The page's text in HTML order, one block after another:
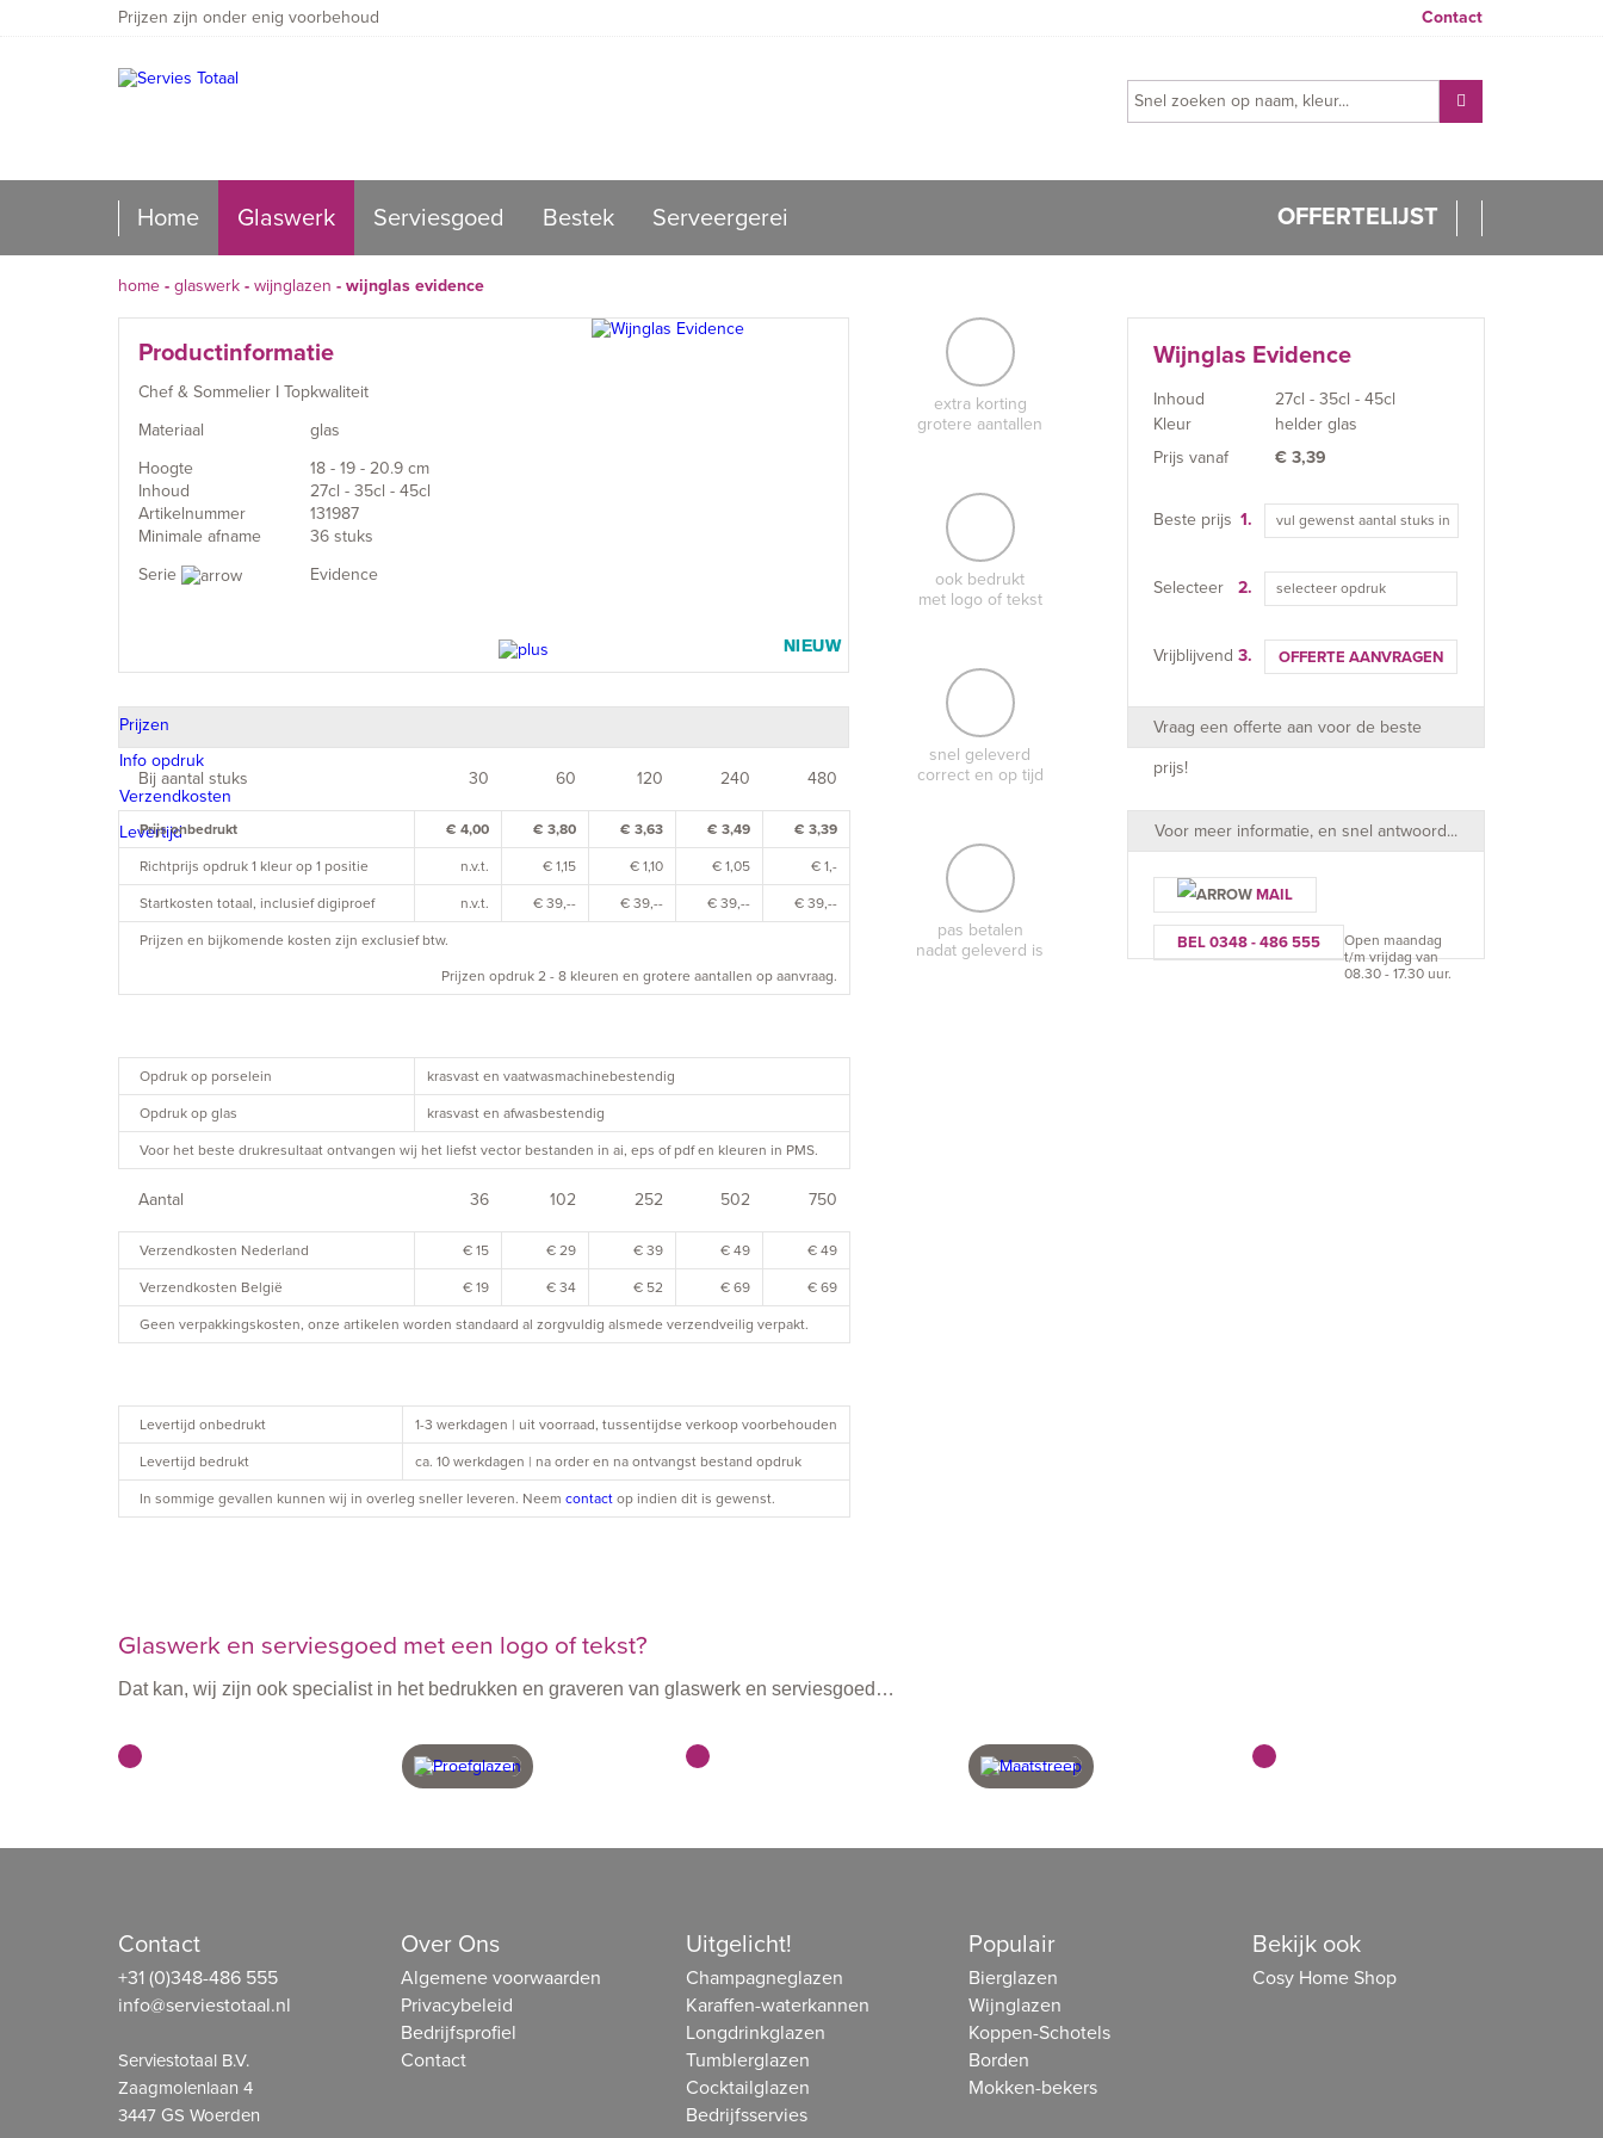
Prijzen zijn onder enig voorbehoud Contact
Home Glaswerk Serviesgoed Bestek Serveergerei OFFERTELIJST
home - glaswerk - wijnglazen - wijnglas evidence
Productinformatie
Chef & Sommelier I Topkwaliteit
Materiaal
glas
Hoogte
18 - 19 - 20.9 cm
Inhoud
27cl - 35cl - 45cl
Artikelnummer
131987
Minimale afname
36 stuks
Serie
Evidence
NIEUW
Prijzen
Info opdruk
Verzendkosten
Levertijd
Bij aantal stuks 30 60 120 240 480
Prijs onbedrukt € 4,00 € 3,80 € 3,63 € 3,49 € 3,39
Richtprijs opdruk 1 kleur op 1 positie n.v.t. € 1,15 € 1,10 € 1,05 € 1,-
Startkosten totaal, inclusief digiproef n.v.t. € 39,-- € 39,-- € 39,-- € 39,--
Prijzen en bijkomende kosten zijn exclusief btw.
Prijzen opdruk 2 - 8 kleuren en grotere aantallen op aanvraag.
Opdruk op porselein krasvast en vaatwasmachinebestendig
Opdruk op glas krasvast en afwasbestendig
Voor het beste drukresultaat ontvangen wij het liefst vector bestanden in ai, eps of pdf en kleuren in PMS.
Aantal 36 102 252 502 750
Verzendkosten Nederland € 15 € 29 € 39 € 49 € 49
Verzendkosten België € 19 € 34 € 52 € 69 € 69
Geen verpakkingskosten, onze artikelen worden standaard al zorgvuldig alsmede verzendveilig verpakt.
Levertijd onbedrukt 1-3 werkdagen | uit voorraad, tussentijdse verkoop voorbehouden
Levertijd bedrukt ca. 10 werkdagen | na order en na ontvangst bestand opdruk
In sommige gevallen kunnen wij in overleg sneller leveren. Neem contact op indien dit is gewenst.
extra korting
grotere aantallen
ook bedrukt
met logo of tekst
snel geleverd
correct en op tijd
pas betalen
nadat geleverd is
Wijnglas Evidence
Inhoud
27cl - 35cl - 45cl
Kleur
helder glas
Prijs vanaf
€ 3,39
Beste prijs 1.
Selecteer 2. selecteer opdruk
Vrijblijvend 3. OFFERTE AANVRAGEN
Vraag een offerte aan voor de beste
prijs!
Voor meer informatie, en snel antwoord...
MAIL
BEL 0348 - 486 555
Open maandag
t/m vrijdag van
08.30 - 17.30 uur.
Glaswerk en serviesgoed met een logo of tekst?
Dat kan, wij zijn ook specialist in het bedrukken en graveren van glaswerk en serviesgoed…
Contact
+31 (0)348-486 555
info@serviestotaal.nl
Serviestotaal B.V.
Zaagmolenlaan 4
3447 GS Woerden
Over Ons
Algemene voorwaarden
Privacybeleid
Bedrijfsprofiel
Contact
Uitgelicht!
Champagneglazen
Karaffen-waterkannen
Longdrinkglazen
Tumblerglazen
Cocktailglazen
Bedrijfsservies
Populair
Bierglazen
Wijnglazen
Koppen-Schotels
Borden
Mokken-bekers
Bekijk ook
Cosy Home Shop